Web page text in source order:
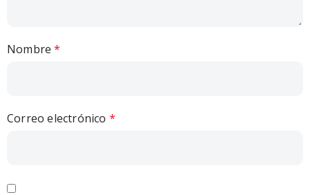
Nombre*
Correo electrónico *